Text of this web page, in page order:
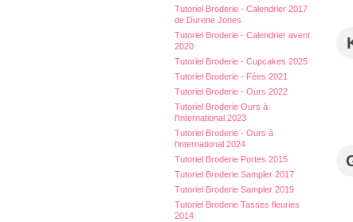
Tutoriel Broderie - Calendrier 2017
de Durene Jones
Tutoriel Broderie - Calendrier avent
2020
Tutoriel Broderie - Cupcakes 2025
Tutoriel Broderie - Fées 2021
Tutoriel Broderie - Ours 2022
Tutoriel Broderie Ours à
l'International 2023
Tutoriel Broderie - Ours à
l'international 2024
Tutoriel Broderie Portes 2015
Tutoriel Broderie Sampler 2017
Tutoriel Broderie Sampler 2019
Tutoriel Broderie Tasses fleuries
2014